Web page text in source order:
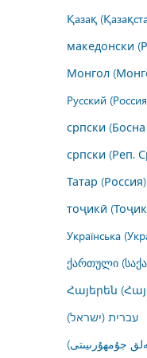
Қазақ
македонски
Монгол
Русский
српски
српски (Реп.
Татар (Россия)
тоҷикӣ
Українська
ქართული
Հայերեն
עברית (ישראל)
جۇمھۇرىيىتى)